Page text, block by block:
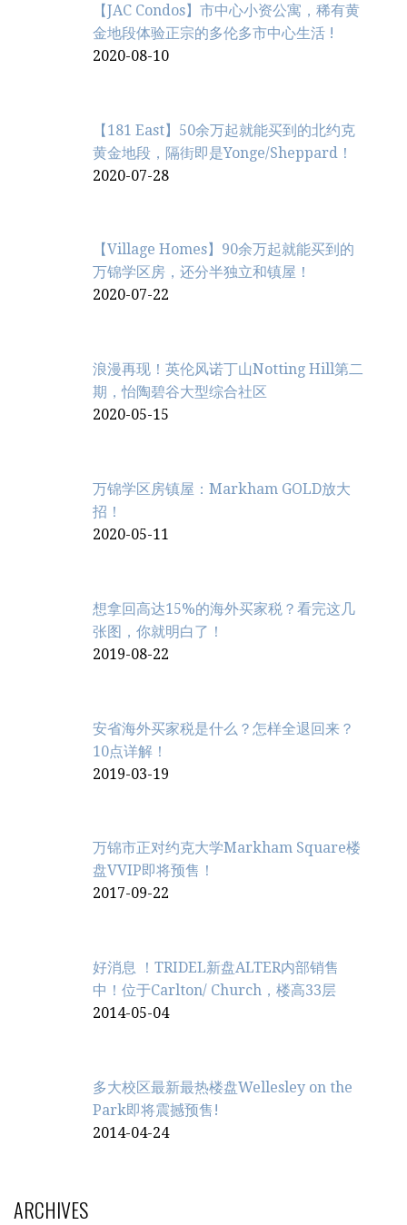
【JAC Condos】市中心小资公寓，稀有黄
金地段体验正宗的多伦多市中心生活 !
2020-08-10
【181 East】50余万起就能买到的北约克
黄金地段，隔街即是Yonge/Sheppard！
2020-07-28
【Village Homes】90余万起就能买到的
万锦学区房，还分半独立和镇屋！
2020-07-22
浪漫再现！英伦风诺丁山Notting Hill第二
期，怡陶碧谷大型综合社区
2020-05-15
万锦学区房镇屋：Markham GOLD放大
招！
2020-05-11
想拿回高达15%的海外买家税？看完这几
张图，你就明白了！
2019-08-22
安省海外买家税是什么？怎样全退回来？
10点详解！
2019-03-19
万锦市正对约克大学Markham Square楼
盘VVIP即将预售！
2017-09-22
好消息 ！TRIDEL新盘ALTER内部销售
中！位于Carlton/ Church，楼高33层
2014-05-04
多大校区最新最热楼盘Wellesley on the
Park即将震撼预售!
2014-04-24
ARCHIVES